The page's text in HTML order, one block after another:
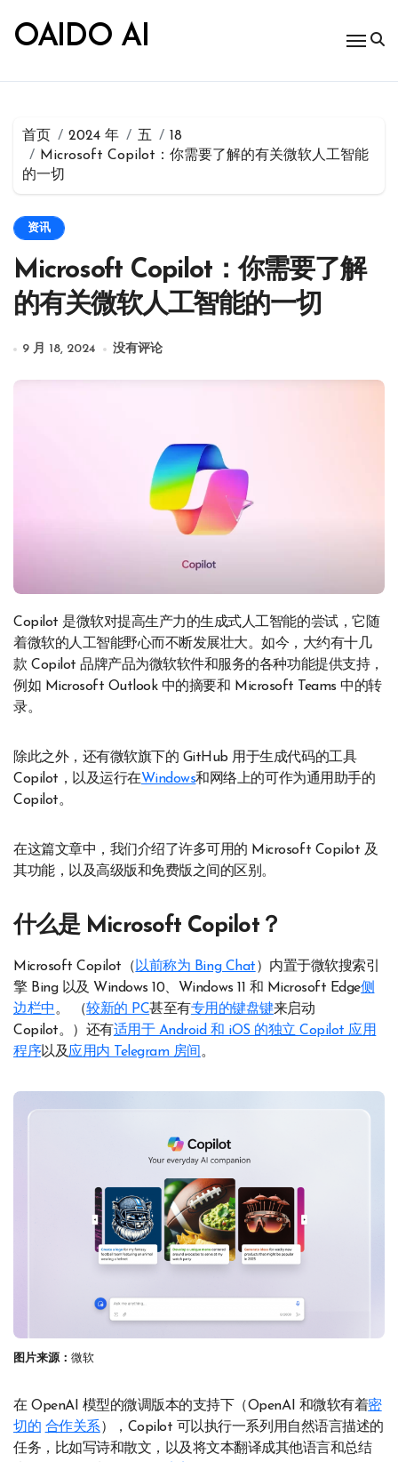
OAIDO AI
首页 2024 年 五
18
Microsoft Copilot：你需要了解的有关微软人工智能
的一切
资讯
Microsoft Copilot：你需要了解
的有关微软人工智能的一切
9 月 18, 2024 没有评论
Copilot 是微软对提高生产力的生成式人工智能的尝试，它随
着微软的人工智能野心而不断发展壮大。如今，大约有十几
款 Copilot 品牌产品为微软软件和服务的各种功能提供支持，
例如 Microsoft Outlook 中的摘要和 Microsoft Teams 中的转
录。
除此之外，还有微软旗下的 GitHub 用于生成代码的工具
Copilot，以及运行在Windows和网络上的可作为通用助手的
Copilot。
在这篇文章中，我们介绍了许多可用的 Microsoft Copilot 及
其功能，以及高级版和免费版之间的区别。
什么是 Microsoft Copilot？
Microsoft Copilot（以前称为 Bing Chat ）内置于微软搜索引
擎 Bing 以及 Windows 10、Windows 11 和 Microsoft Edge侧
边栏中。 （较新的 PC甚至有专用的键盘键来启动
Copilot。）还有适用于 Android 和 iOS 的独立 Copilot 应用
程序以及应用内 Telegram 房间 。
图片来源： 微软
在 OpenAI 模型的微调版本的支持下（OpenAI 和微软有着密
切的 合作关系），Copilot 可以执行一系列用自然语言描述的
任务，比如写诗和散文，以及将文本翻译成其他语言和总结